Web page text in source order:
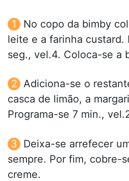
No copo da bimby
leite e a farinha custard.
seg., vel.4. Coloca-se a
Adiciona-se o
casca de limão, a
Programa-se 7 min.,
Deixa-se arrefecer
sempre. Por fim, cobre-
creme.